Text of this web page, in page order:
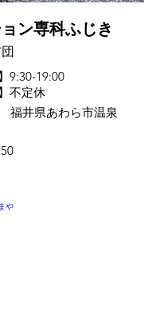
ン専科ふじき
9:30-19:00
不定休
福井県あわら市温泉